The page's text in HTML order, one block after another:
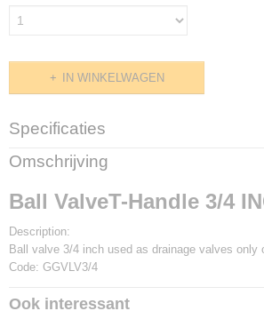
IN WINKELWAGEN
Specificaties
Productcode
Omschrijving
Ball ValveT-Handle 3/4
Description:
Ball valve 3/4 inch used as drainage valves only
Code: GGVLV3/4
Ook interessant